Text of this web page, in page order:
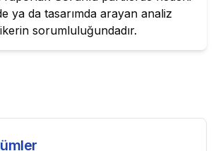
ya da tasarımda arayan analiz
sorumluluğundadır.